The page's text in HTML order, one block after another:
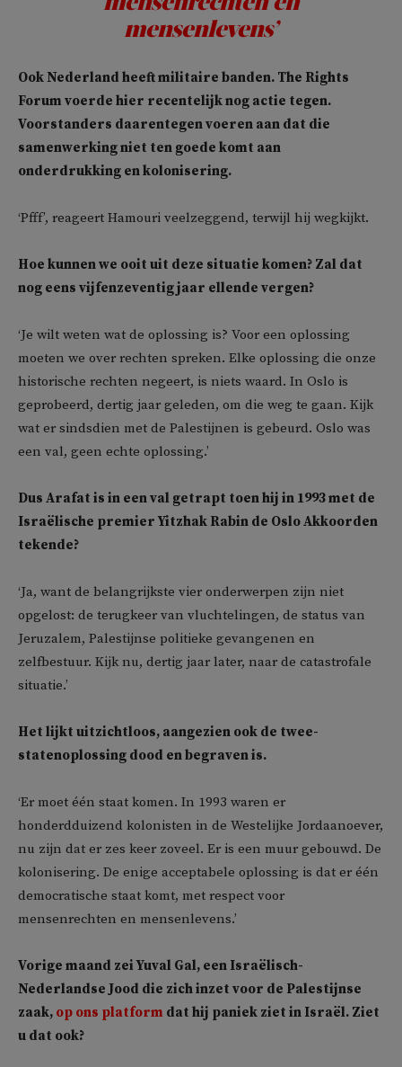
mensenlevens’
Ook Nederland heeft militaire banden. The Rights
Forum voerde hier recentelijk nog actie tegen.
Voorstanders daarentegen voeren aan dat die
samenwerking niet ten goede komt aan
onderdrukking en kolonisering.
‘Pfff’, reageert Hamouri veelzeggend, terwijl hij wegkijkt.
Hoe kunnen we ooit uit deze situatie komen? Zal dat
nog eens vijfenzeventig jaar ellende vergen?
‘Je wilt weten wat de oplossing is? Voor een oplossing
moeten we over rechten spreken. Elke oplossing die onze
historische rechten negeert, is niets waard. In Oslo is
geprobeerd, dertig jaar geleden, om die weg te gaan. Kijk
wat er sindsdien met de Palestijnen is gebeurd. Oslo was
een val, geen echte oplossing.’
Dus Arafat is in een val getrapt toen hij in 1993 met de
Israëlische premier Yitzhak Rabin de Oslo Akkoorden
tekende?
‘Ja, want de belangrijkste vier onderwerpen zijn niet
opgelost: de terugkeer van vluchtelingen, de status van
Jeruzalem, Palestijnse politieke gevangenen en
zelfbestuur. Kijk nu, dertig jaar later, naar de catastrofale
situatie.’
Het lijkt uitzichtloos, aangezien ook de twee-
statenoplossing dood en begraven is.
‘Er moet één staat komen. In 1993 waren er
honderdduizend kolonisten in de Westelijke Jordaanoever,
nu zijn dat er zes keer zoveel. Er is een muur gebouwd. De
kolonisering. De enige acceptabele oplossing is dat er één
democratische staat komt, met respect voor
mensenrechten en mensenlevens.’
Vorige maand zei Yuval Gal, een Israëlisch-
Nederlandse Jood die zich inzet voor de Palestijnse
zaak, op ons platform dat hij paniek ziet in Israël. Ziet
u dat ook?